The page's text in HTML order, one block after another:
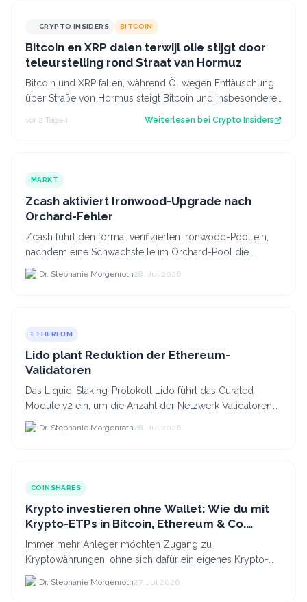
CRYPTO INSIDERS BITCOIN
Bitcoin en XRP dalen terwijl olie stijgt door
teleurstelling rond Straat van Hormuz
Bitcoin und XRP fallen, während Öl wegen Enttäuschung
über Straße von Hormus steigt Bitcoin und insbesondere
Altcoins wie XRP und Solana hab…
vor 2 Tagen Weiterlesen bei Crypto Insiders
MARKT
Zcash aktiviert Ironwood-Upgrade nach
Orchard-Fehler
Zcash führt den formal verifizierten Ironwood-Pool ein,
nachdem eine Schwachstelle im Orchard-Pool die
Erstellung gefälschter ZEC-Token ermöglichte.
Dr. Stephanie Morgenroth28. Jul 2026
ETHEREUM
Lido plant Reduktion der Ethereum-
Validatoren
Das Liquid-Staking-Protokoll Lido führt das Curated
Module v2 ein, um die Anzahl der Netzwerk-Validatoren
von 880.000 auf etwa 628.
Dr. Stephanie Morgenroth28. Jul 2026
COINSHARES
Krypto investieren ohne Wallet: Wie du mit
Krypto-ETPs in Bitcoin, Ethereum & Co.
anlegst
Immer mehr Anleger möchten Zugang zu
Kryptowährungen, ohne sich dafür ein eigenes Krypto-
Wallet einrichten zu müssen. Dazu kommt, dass viele
nicht nur Bitcoin h...
Dr. Stephanie Morgenroth27. Jul 2026